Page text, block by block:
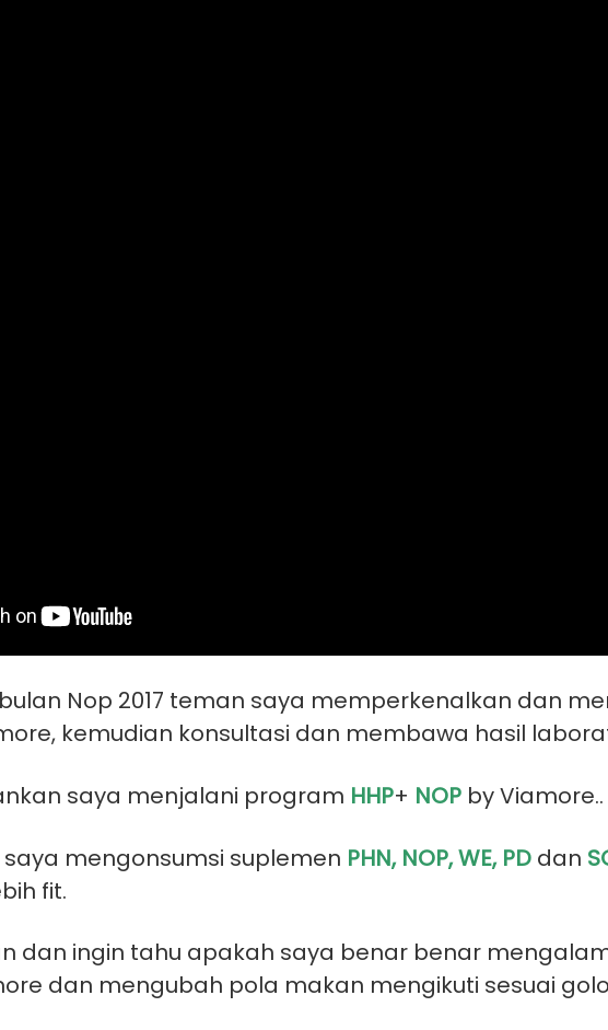
Nop 2017 teman saya memperkenalkan dan
kemudian konsultasi dan membawa hasil
saya menjalani program HHP+ NOP by Viamore..
saya mengonsumsi suplemen PHN, NOP, WE, PD dan
fit.
dan ingin tahu apakah saya benar benar
dan mengubah pola makan mengikuti sesuai